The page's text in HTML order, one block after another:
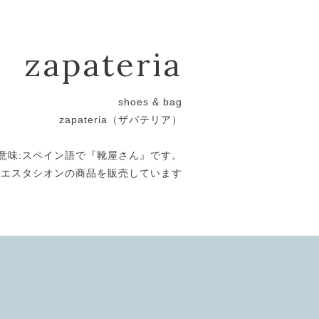
zapateria
shoes & bag
zapateria（ザパテリア）
味:スペイン語で『靴屋さん』です。
エスタシオンの商品を販売しています